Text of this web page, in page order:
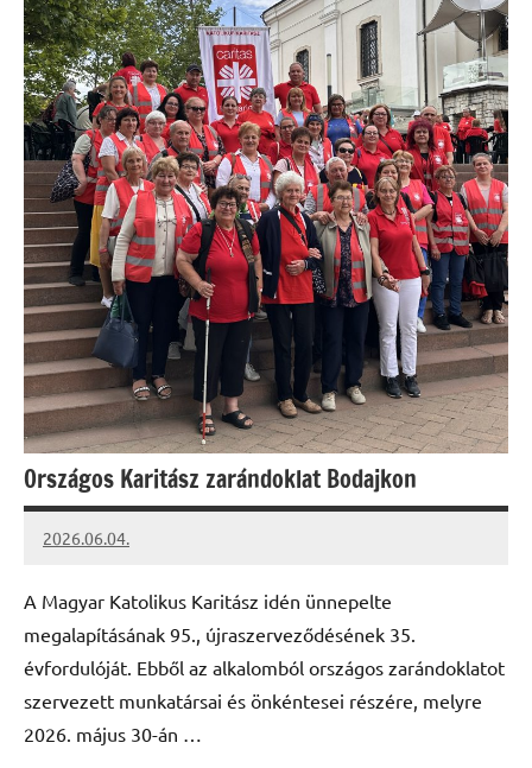
Országos Karitász zarándoklat Bodajkon
2026.06.04.
Leiszt
A Magyar Katolikus Karitász idén ünnepelte
megalapításának 95., újraszerveződésének 35.
évfordulóját. Ebből az alkalomból országos zarándoklatot
szervezett munkatársai és önkéntesei részére, melyre
2026. május 30-án …